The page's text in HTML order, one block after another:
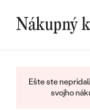
BLOGŠPERKY
Nákupný
Ešte ste
svojho